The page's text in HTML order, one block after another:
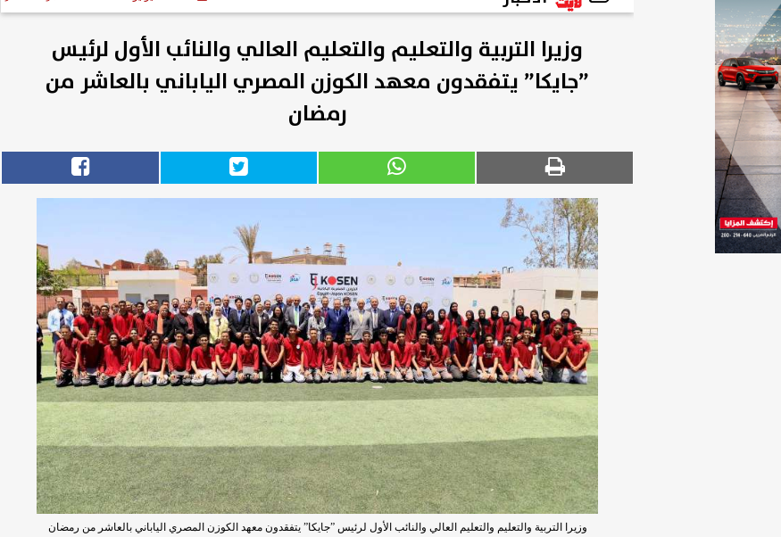
وزيرا التربية والتعليم والتعليم العالي والنائب الأول لرئيس
”جايكا” يتفقدون معهد الكوزن المصري الياباني بالعاشر من
رمضان
وزيرا التربية والتعليم والتعليم العالي والنائب الأول لرئيس ”جايكا” يتفقدون معهد الكوزن المصري الياباني بالعاشر من رمضان